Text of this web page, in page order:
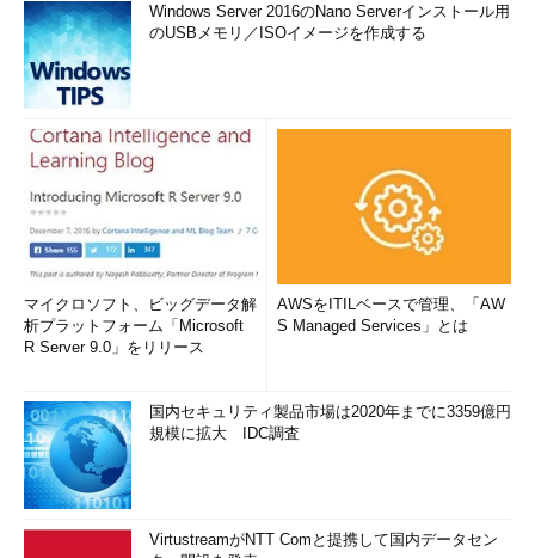
Windows Server 2016のNano Serverインストール用
のUSBメモリ／ISOイメージを作成する
マイクロソフト、ビッグデータ解
析プラットフォーム「Microsoft
R Server 9.0」をリリース
AWSをITILベースで管理、「AW
S Managed Services」とは
国内セキュリティ製品市場は2020年までに3359億円
規模に拡大 IDC調査
VirtustreamがNTT Comと提携して国内データセン